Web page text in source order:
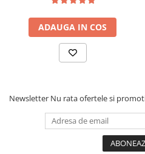
tip Bonell, fata vara-iarna,
sistem de aerisire cu
butoni, Salt Confort
ADAUGA IN COS
Newsletter Nu rata ofertele si